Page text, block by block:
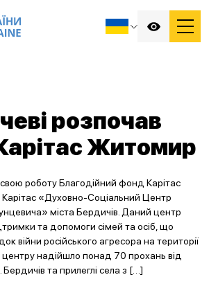
розпочав
Житомир
роботу Благодійний фонд Карітас
«Духовно-Соціальний Центр
міста Бердичів. Даний центр
та допомоги сімей та осіб, що
війни російського агресора на території
надійшло понад 70 прохань від
та прилеглі села з […]